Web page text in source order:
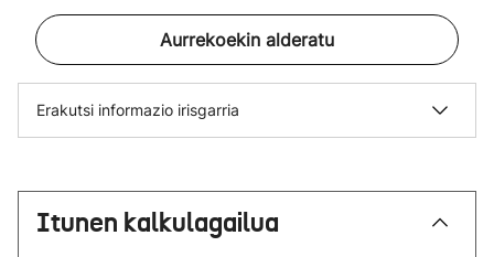
Aurrekoekin alderatu
Erakutsi informazio irisgarria
Itunen kalkulagailua